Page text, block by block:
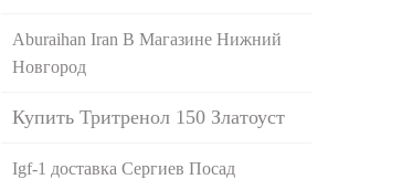
Aburaihan Iran В Магазине Нижний
Новгород
Купить Тритренол 150 Златоуст
Igf-1 доставка Сергиев Посад